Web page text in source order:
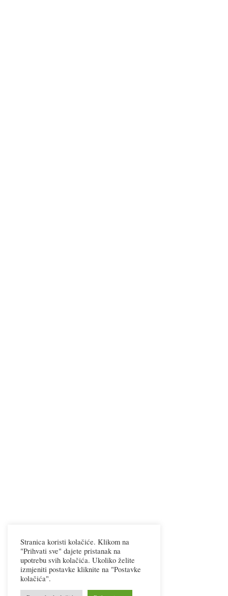
Stranica koristi kolačiće. Klikom na
"Prihvati sve" dajete pristanak na
upotrebu svih kolačića. Ukoliko želite
izmjeniti postavke kliknite na "Postavke
kolačića".